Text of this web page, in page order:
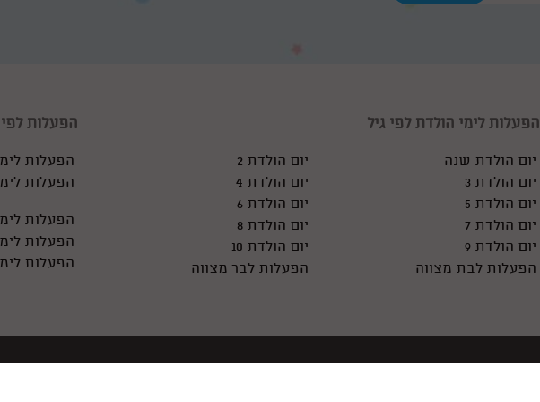
הפעלות לימי הולדת לפי גיל
יום הולדת שנה
יום הולדת 2
יום הולדת 3
יום הולדת 4
יום הולדת 5
יום הולדת 6
יום הולדת 7
יום הולדת 8
יום הולדת 9
יום הולדת 10
הפעלות לבת מצווה
הפעלות לבר מצווה
הפעלות לפי
הפעלות
הפעלות
הפעלות
הפעלות
הפעלות